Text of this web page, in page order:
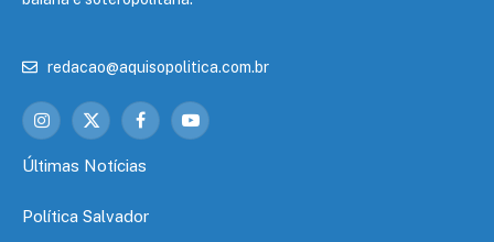
redacao@aquisopolitica.com.br
Instagram
X
FacebookYouTube
Últimas Notícias
Política Salvador